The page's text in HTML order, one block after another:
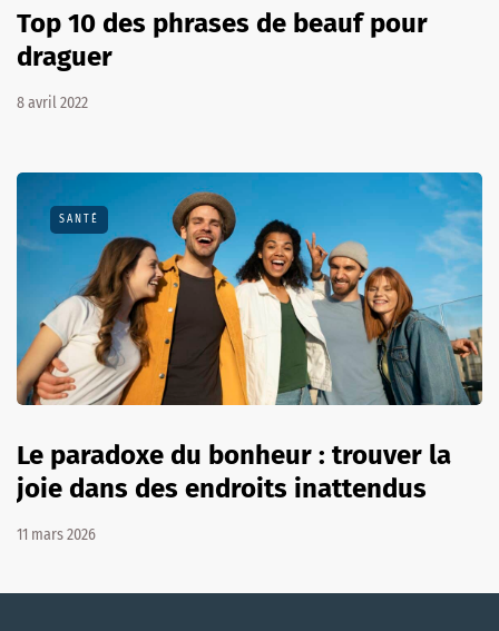
Top 10 des phrases de beauf pour
draguer
8 avril 2022
SANTÉ
Le paradoxe du bonheur : trouver la
joie dans des endroits inattendus
11 mars 2026